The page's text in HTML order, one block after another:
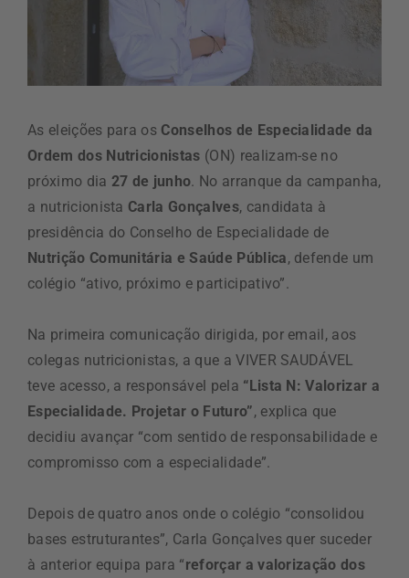
As eleições para os Conselhos de Especialidade da
Ordem dos Nutricionistas (ON) realizam-se no
próximo dia 27 de junho. No arranque da campanha,
a nutricionista Carla Gonçalves, candidata à
presidência do Conselho de Especialidade de
Nutrição Comunitária e Saúde Pública, defende um
colégio “ativo, próximo e participativo”.
Na primeira comunicação dirigida, por email, aos
colegas nutricionistas, a que a VIVER SAUDÁVEL
teve acesso, a responsável pela “Lista N: Valorizar a
Especialidade. Projetar o Futuro”, explica que
decidiu avançar “com sentido de responsabilidade e
compromisso com a especialidade”.
Depois de quatro anos onde o colégio “consolidou
bases estruturantes”, Carla Gonçalves quer suceder
à anterior equipa para “reforçar a valorização dos